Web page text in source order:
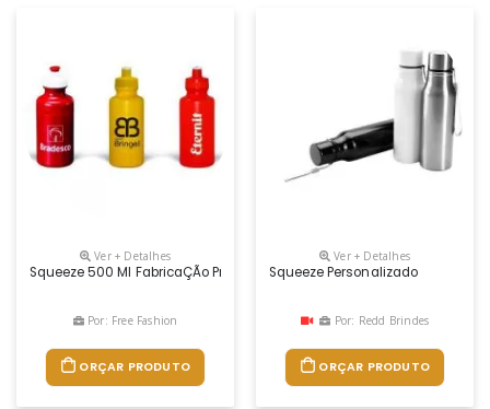
Ver + Detalhes
Squeeze 500 Ml FabricaÇÃo PrÓpia Em Plástico Atóxico Livre De Bpa
Por: Free Fashion
ORÇAR PRODUTO
Ver + Detalhes
Squeeze Personalizado
Por: Redd Brindes
ORÇAR PRODUTO